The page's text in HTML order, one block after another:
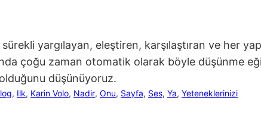
yargılayan, eleştiren, karşılaştıran ve her
çoğu zaman otomatik olarak böyle düşünme
düşünüyoruz.
, Ilk, Karin Volo, Nadir, Onu, Sayfa, Ses, Ya, Yeteneklerinizi